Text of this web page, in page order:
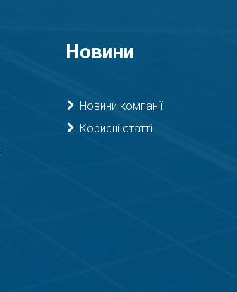
Новини
Новини компанії
Корисні статті